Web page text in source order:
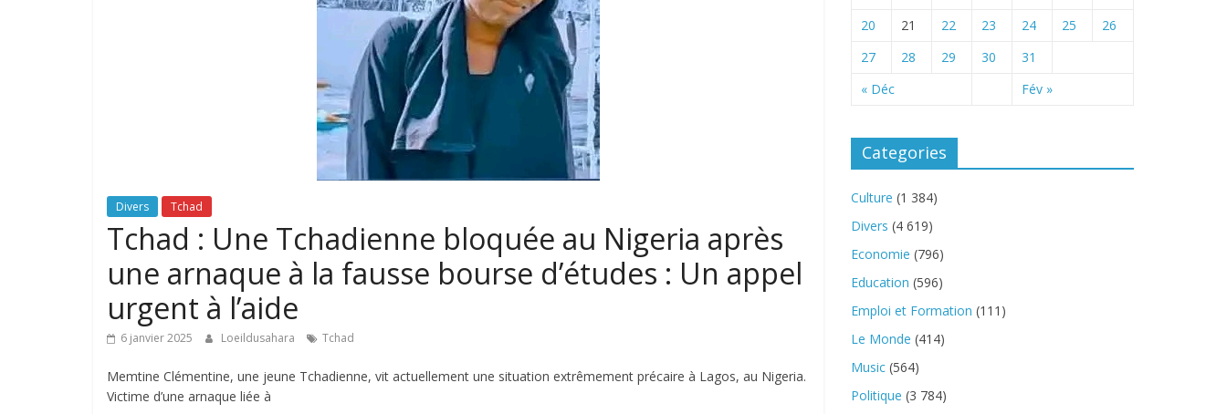
Divers Tchad
Tchad : Une Tchadienne bloquée au Nigeria après
une arnaque à la fausse bourse d’études : Un appel
urgent à l’aide
6 janvier 2025 Loeildusahara Tchad
Memtine Clémentine, une jeune Tchadienne, vit actuellement une situation extrêmement précaire à Lagos, au Nigeria.
Victime d’une arnaque liée à
« Déc Fév »
20
21 22 23 24 25
26
27
28 29 30 31
Categories
Culture (1 384)
Divers (4 619)
Economie (796)
Education (596)
Emploi et Formation (111)
Le Monde (414)
Music (564)
Politique (3 784)